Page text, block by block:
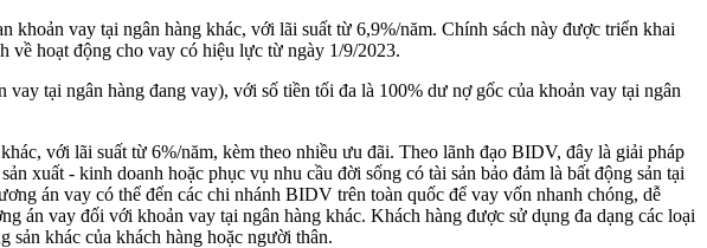
vay tại ngân hàng khác, với lãi suất từ 6,9%/năm. Chính sách này được triển khai
hoạt động cho vay có hiệu lực từ ngày 1/9/2023.
tại ngân hàng đang vay), với số tiền tối đa là 100% dư nợ gốc của khoản vay tại ngân
với lãi suất từ 6%/năm, kèm theo nhiều ưu đãi. Theo lãnh đạo BIDV, đây là giải pháp
xuất - kinh doanh hoặc phục vụ nhu cầu đời sống có tài sản bảo đảm là bất động sản tại
án vay có thể đến các chi nhánh BIDV trên toàn quốc để vay vốn nhanh chóng, dễ
án vay đối với khoản vay tại ngân hàng khác. Khách hàng được sử dụng đa dạng các loại
sản khác của khách hàng hoặc người thân.